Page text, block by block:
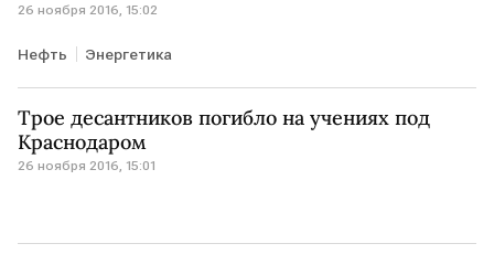
26 ноября 2016, 15:02
Нефть Энергетика
Трое десантников погибло на учениях под
Краснодаром
26 ноября 2016, 15:01